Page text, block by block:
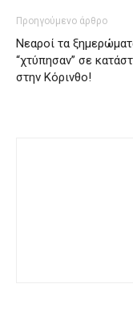
Προηγούμενο άρθρο
Νεαροί τα
“χτύπησαν” σε
στην Κόρινθο!